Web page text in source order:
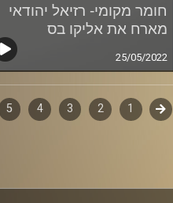
חומר מקומי- רזיאל יהודאי
מארח את אליקו בס
25/05/2022
סגירה
דפדוף
קודם 1
2
3
4
5